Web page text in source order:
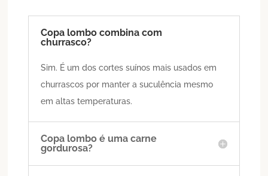
Copa lombo combina com
churrasco?
Sim. É um dos cortes suínos mais usados em
churrascos por manter a suculência mesmo
em altas temperaturas.
Copa lombo é uma carne
gordurosa?